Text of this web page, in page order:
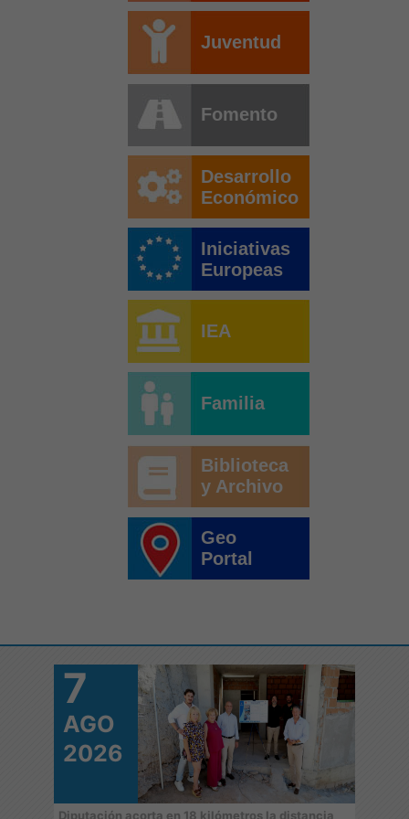
Juventud
Fomento
Desarrollo
Económico
Iniciativas
Europeas
IEA
Familia
Biblioteca
y Archivo
Geo
Portal
7
AGO
2026
Diputación acorta en 18 kilómetros la distancia